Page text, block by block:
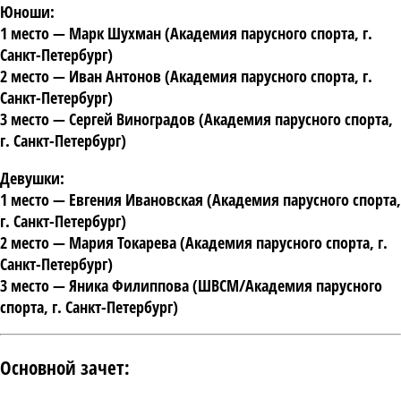
Юноши:
1 место— Марк Шухман (Академия парусного спорта, г.
Санкт-Петербург)
2 место— Иван Антонов (Академия парусного спорта, г.
Санкт-Петербург)
3 место— Сергей Виноградов (Академия парусного спорта,
г. Санкт-Петербург)
Девушки:
1 место— Евгения Ивановская (Академия парусного спорта,
г. Санкт-Петербург)
2 место— Мария Токарева (Академия парусного спорта, г.
Санкт-Петербург)
3 место— Яника Филиппова (ШВСМ/Академия парусного
спорта, г. Санкт-Петербург)
Основной зачет: